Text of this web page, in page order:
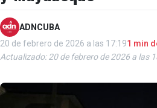
ADNCUBA
20 de febrero de 2026 a las 17:191 min
Actualizado: 20 de febrero de 2026 a las